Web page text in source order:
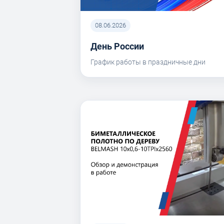
08.06.2026
День России
График работы в праздничные дни